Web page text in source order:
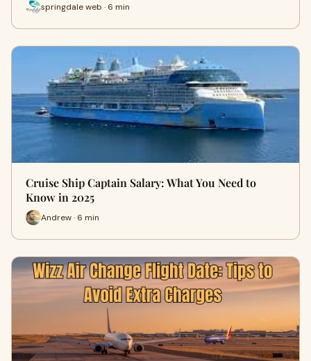
springdale web · 6 min
Cruise Ship Captain Salary: What You Need to
Know in 2025
Andrew · 6 min